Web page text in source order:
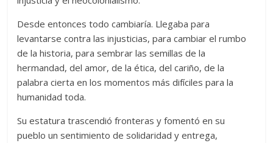
Desde entonces todo cambiaría. Llegaba para
levantarse contra las injusticias, para cambiar el rumbo
de la historia, para sembrar las semillas de la
hermandad, del amor, de la ética, del cariño, de la
palabra cierta en los momentos más difíciles para la
humanidad toda.
Su estatura trascendió fronteras y fomentó en su
pueblo un sentimiento de solidaridad y entrega,